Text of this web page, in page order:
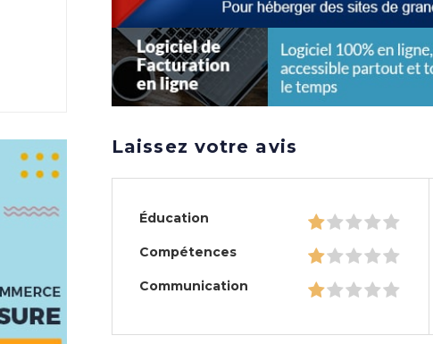
Laissez votre avis
Éducation
Compétences
Communication